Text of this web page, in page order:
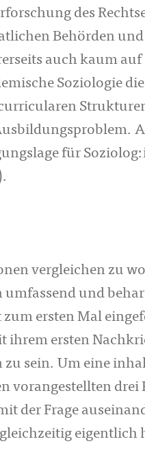
des
Behörden
auch kaum auf
Soziologie
für
vergleichen zu
umfassend und
ersten Mal
ihrem ersten
sein. Um eine
vorangestellten drei
der Frage